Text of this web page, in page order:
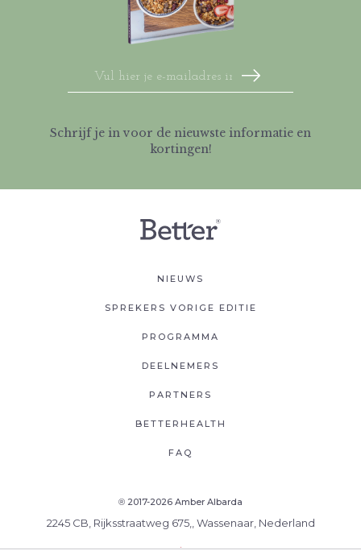
Schrijf je in voor de nieuwste informatie en
kortingen!
NIEUWS
SPREKERS VORIGE EDITIE
PROGRAMMA
DEELNEMERS
PARTNERS
BETTERHEALTH
FAQ
® 2017-2026 Amber Albarda
2245 CB, Rijksstraatweg 675,, Wassenaar, Nederland